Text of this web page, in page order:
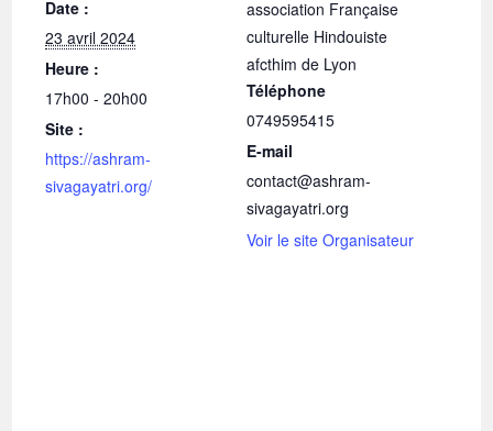
Date :
23 avril 2024
Heure :
17h00 - 20h00
Site :
https://ashram-
sivagayatri.org/
association Française
culturelle Hindouiste
afcthim de Lyon
Téléphone
0749595415
E-mail
contact@ashram-
sivagayatri.org
Voir le site Organisateur